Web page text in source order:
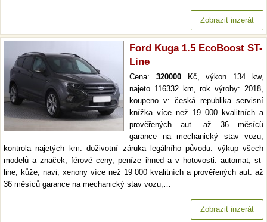
Zobrazit inzerát
Ford Kuga 1.5 EcoBoost ST-
Line
Cena: 320000Kč, výkon 134 kw,
najeto 116332 km, rok výroby: 2018,
koupeno v: česká republika servisní
knížka více než 19 000 kvalitních a
prověřených aut. až 36 měsíců
garance na mechanický stav vozu,
kontrola najetých km. doživotní záruka legálního původu. výkup všech
modelů a značek, férové ceny, peníze ihned a v hotovosti. automat, st-
line, kůže, navi, xenony více než 19 000 kvalitních a prověřených aut. až
36 měsíců garance na mechanický stav vozu,…
Zobrazit inzerát